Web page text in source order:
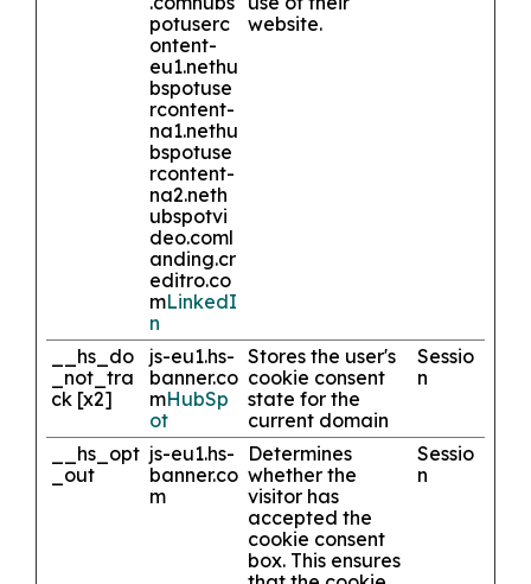
potuserc
ontent-
eu1.nethu
bspotuse
rcontent-
na1.nethu
bspotuse
rcontent-
na2.neth
ubspotvi
deo.coml
anding.cr
editro.co
mLinkedI
n
website.
__hs_do
_not_tra
ck [x2]
js-eu1.hs-
banner.co
mHubSp
ot
Stores the user's
cookie consent
state for the
current domain
Sessio
n
__hs_opt
_out
js-eu1.hs-
banner.co
m
Determines
whether the
visitor has
accepted the
cookie consent
box. This ensures
Sessio
n